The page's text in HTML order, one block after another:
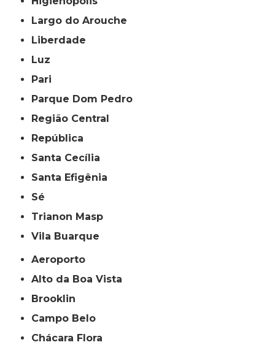
Largo do Arouche
Liberdade
Luz
Pari
Parque Dom Pedro
Região Central
República
Santa Cecília
Santa Efigênia
Sé
Trianon Masp
Vila Buarque
Aeroporto
Alto da Boa Vista
Brooklin
Campo Belo
Chácara Flora